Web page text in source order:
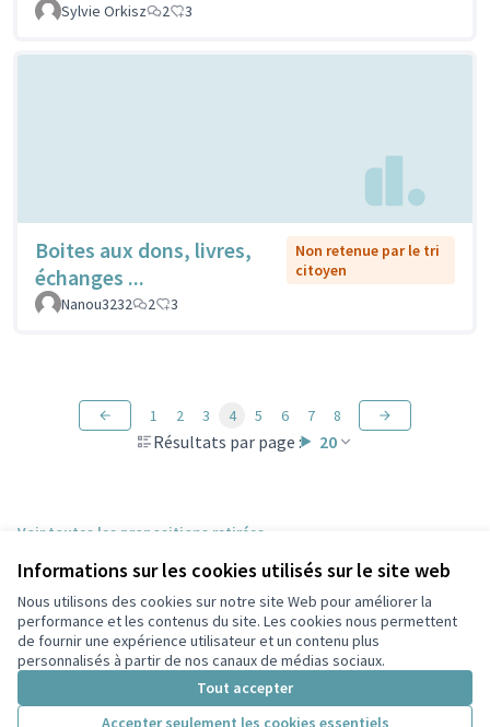
Informations sur les cookies utilisés sur le site web
Nous utilisons des cookies sur notre site Web pour améliorer la
performance et les contenus du site. Les cookies nous permettent
de fournir une expérience utilisateur et un contenu plus
personnalisés à partir de nos canaux de médias sociaux.
Tout accepter
Accepter seulement les cookies essentiels
Sylvie Orkisz 2 3
Boites aux dons, livres,
échanges ...
Non retenue par le tri
citoyen
Nanou3232
2 3
Résultats par page : 20
1 2 3 4 5 6 7 8
Voir toutes les propositions retirées
Conditions d'utilisation
Paramètres des cookies
Participez Villeurbanne sur X
(Lien externe)
Participez Villeurbanne sur Facebook
Participez Villeurbanne sur Instagram
Participez Villeurbanne sur YouTube
(Lien externe)